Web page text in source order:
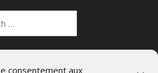
consentement aux